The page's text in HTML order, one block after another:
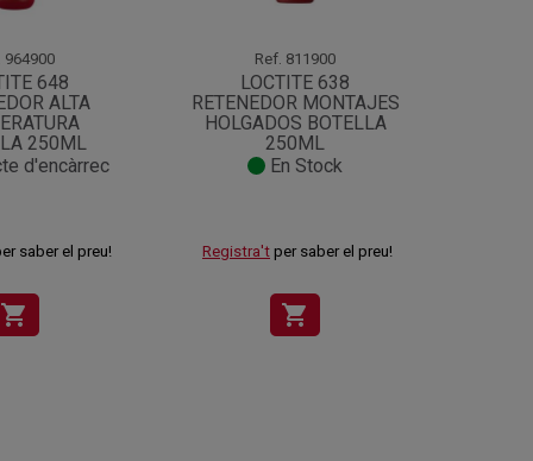
964900
648
ALTA
250ML
d'encàrrec
saber el preu!
shopping_cart
Ref. 811900
LOCTITE 638
RETENEDOR MONTAJES
HOLGADOS BOTELLA
250ML
En Stock
Registra't per saber el preu!
shopping_cart